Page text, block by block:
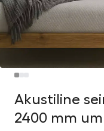
Akustiline
2400 mm